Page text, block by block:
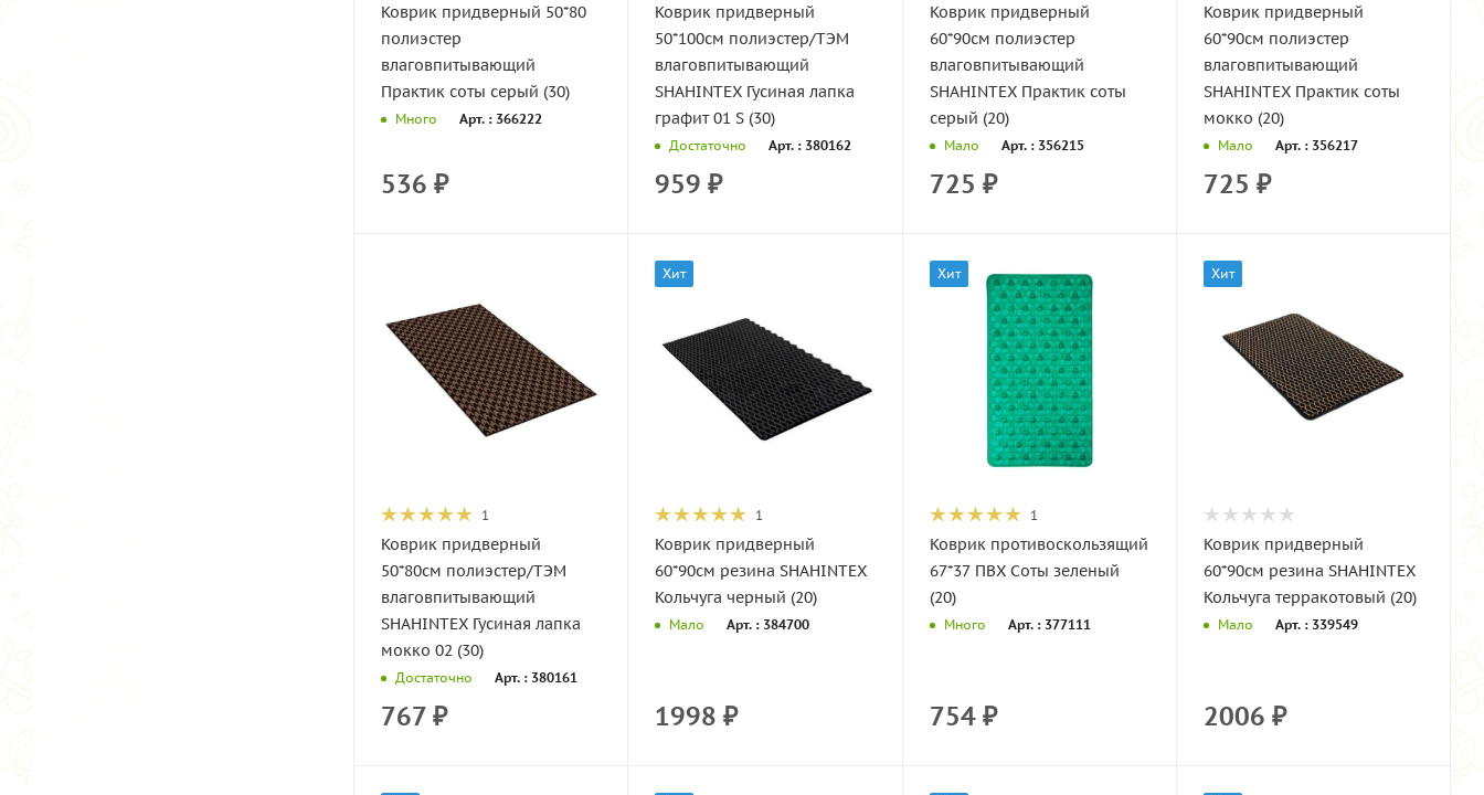
Коврик придверный 50*80
полиэстер
влаговпитывающий
Практик соты серый (30)
Много Арт. : 366222
536 ₽
Коврик придверный
50*100см полиэстер/ТЭМ
влаговпитывающий
SHAHINTEX Гусиная лапка
графит 01 S (30)
Достаточно Арт. : 380162
959 ₽
Коврик придверный
60*90см полиэстер
влаговпитывающий
SHAHINTEX Практик соты
серый (20)
Мало Арт. : 356215
725 ₽
Коврик придверный
60*90см полиэстер
влаговпитывающий
SHAHINTEX Практик соты
мокко (20)
Мало Арт. : 356217
725 ₽
1
Коврик придверный
50*80см полиэстер/ТЭМ
влаговпитывающий
SHAHINTEX Гусиная лапка
мокко 02 (30)
Достаточно Арт. : 380161
767 ₽
Хит
1
Коврик придверный
60*90см резина SHAHINTEX
Кольчуга черный (20)
Мало Арт. : 384700
1998 ₽
Хит
1
Коврик противоскользящий
67*37 ПВХ Соты зеленый
(20)
Много Арт. : 377111
754₽
Хит
Коврик придверный
60*90см резина SHAHINTEX
Кольчуга терракотовый (20)
Мало Арт. : 339549
2006 ₽